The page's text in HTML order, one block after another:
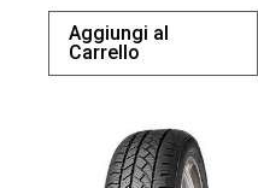
Aggiungi al
Carrello